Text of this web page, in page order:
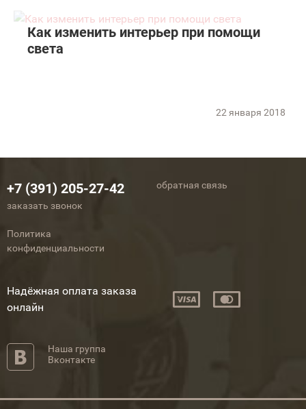
Как изменить интерьер при помощи
света
22 января 2018
+7 (391) 205-27-42
заказать звонок
обратная связь
Политика
конфиденциальности
Надёжная оплата заказа
онлайн
Наша группа
Вконтакте